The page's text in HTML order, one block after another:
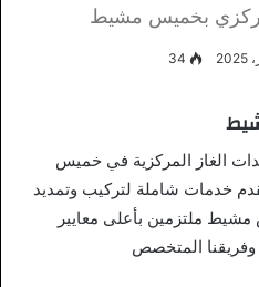
بخميس مشيط
34
الغاز المركزية في خميس
خدمات شاملة لتركيب وتمديد
مشيط ملتزمين بأعلى معايير
وفريقنا المتخصص